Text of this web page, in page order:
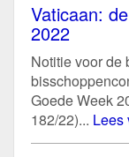
Vaticaan:
2022
Notitie voor de
Goede Week
182/22)... Lees